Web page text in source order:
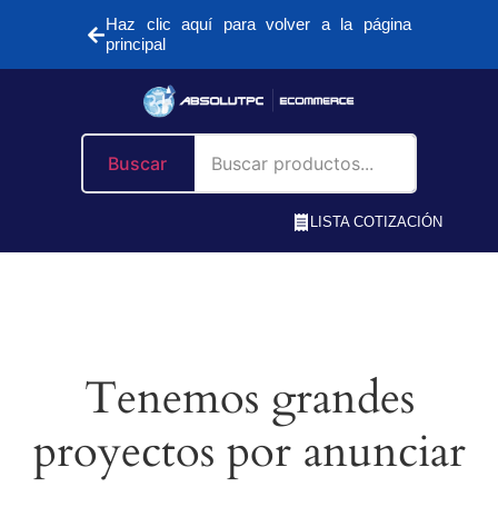
Haz clic aquí para volver a la página
principal
Buscar
LISTA COTIZACIÓN
Tenemos grandes
proyectos por anunciar